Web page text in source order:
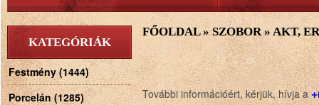
KATEGÓRIÁK
Festmény (1444)
Porcelán (1285)
FŐOLDAL»SZOBOR» AKT,
További információért, kérjük, hívja a